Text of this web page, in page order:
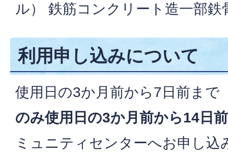
ル） 鉄筋コンクリート造一部鉄
利用申し込みについて
使用日の3か月前から7日前まで
のみ使用日の3か月前から14日
ミュニティセンターへお申し込